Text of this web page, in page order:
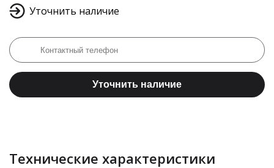
Уточнить наличие
Уточнить наличие
Технические характеристики